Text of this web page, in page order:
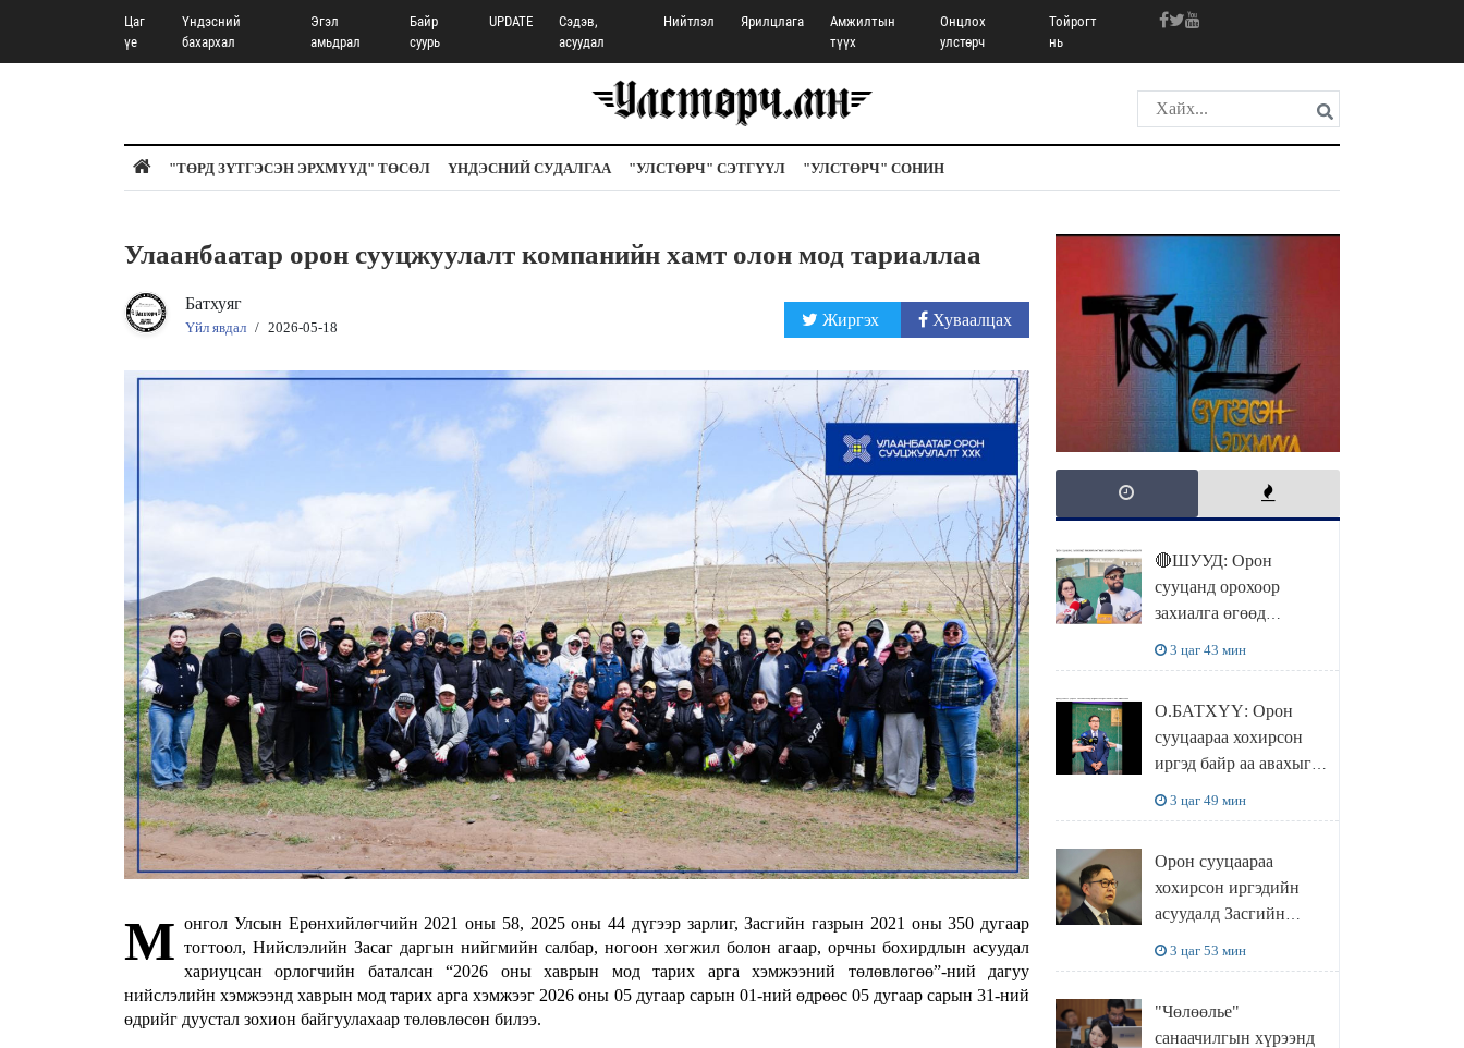
Цаг
үе
Үндэсний
бахархал
Эгэл
амьдрал
Байр
суурь
UPDATE
Сэдэв,
асуудал
Нийтлэл Ярилцлага
Амжилтын
түүх
Онцлох
улстөрч
Тойрогт
нь
"ТӨРД ЗҮТГЭСЭН ЭРХМҮҮД" ТӨСӨЛ ҮНДЭСНИЙ СУДАЛГАА "УЛСТӨРЧ" СЭТГҮҮЛ "УЛСТӨРЧ" СОНИН
Улаанбаатар орон сууцжуулалт компанийн хамт олон мод тариаллаа
Батхуяг
Үйл явдал / 2026-05-18 Жиргэх Хуваалцах
М онгол Улсын Ерөнхийлөгчийн 2021 оны 58, 2025 оны 44 дүгээр зарлиг, Засгийн газрын 2021 оны 350 дугаар
тогтоол, Нийслэлийн Засаг даргын нийгмийн салбар, ногоон хөгжил болон агаар, орчны бохирдлын асуудал
хариуцсан орлогчийн баталсан “2026 оны хаврын мод тарих арга хэмжээний төлөвлөгөө”-ний дагуу
нийслэлийн хэмжээнд хаврын мод тарих арга хэмжээг 2026 оны 05 дугаар сарын 01-ний өдрөөс 05 дугаар сарын 31-ний
өдрийг дуустал зохион байгуулахаар төлөвлөсөн билээ.
🔴ШУУД: Орон
сууцанд орохоор
захиалга өгөөд
3 цаг 43 мин
О.БАТХҮҮ: Орон
сууцаараа хохирсон
иргэд байр аа авахыг л
доривтой арга хэмжээ
авч ажиллана
3 цаг 49 мин
Орон сууцаараа
хохирсон иргэдийн
асуудалд Засгийн
3 цаг 53 мин
"Чөлөөлье"
санаачилгын хүрээнд